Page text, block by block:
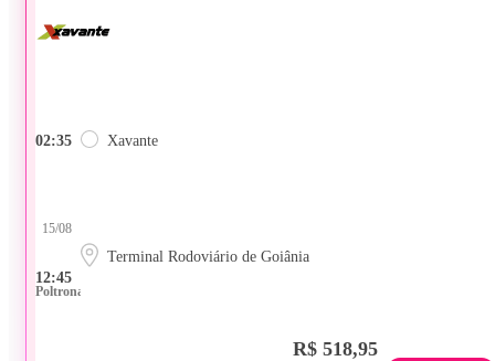
02:35 Xavante
12:45
15/08
Terminal Rodoviário de Goiânia
Poltrona
R$ 518,95